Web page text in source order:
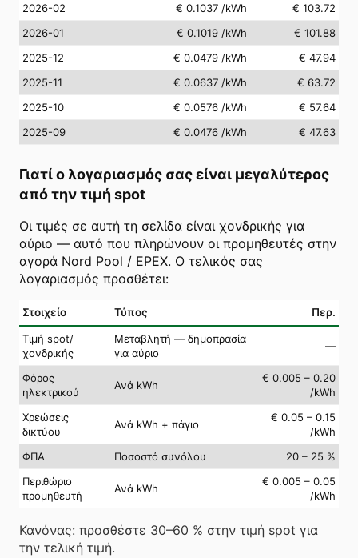
2026-02
€ 0.1037 /kWh
€ 103.72
2026-01
€ 0.1019 /kWh
€ 101.88
2025-12
€ 0.0479 /kWh
€ 47.94
2025-11
€ 0.0637 /kWh
€ 63.72
2025-10
€ 0.0576 /kWh
€ 57.64
2025-09
€ 0.0476 /kWh € 47.63
Γιατί ο λογαριασμός σας είναι μεγαλύτερος
από την τιμή spot
Οι τιμές σε αυτή τη σελίδα είναι χονδρικής για
αύριο — αυτό που πληρώνουν οι προμηθευτές στην
αγορά Nord Pool / EPEX. Ο τελικός σας
λογαριασμός προσθέτει:
Στοιχείο Τύπος Περ.
Τιμή spot/
χονδρικής
Μεταβλητή — δημοπρασία
για αύριο
—
Φόρος
ηλεκτρικού
Ανά kWh
€ 0.005 – 0.20
/kWh
Χρεώσεις
δικτύου
Ανά kWh + πάγιο
€ 0.05 – 0.15
/kWh
ΦΠΑ
Ποσοστό συνόλου
20 – 25 %
Περιθώριο
προμηθευτή
Ανά kWh
€ 0.005 – 0.05
/kWh
Κανόνας: προσθέστε 30–60 % στην τιμή spot για
την τελική τιμή.